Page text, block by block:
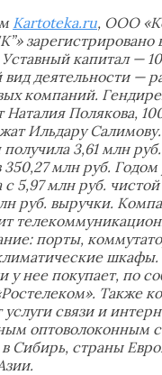
Kartoteka.ru, ООО
зарегистрировано
Уставный капитал —
деятельности —
компаний.
Наталия Полякова,
Ильдару Салимову.
3,61 млн
350,27 млн руб. Годом
с 5,97 млн руб.
руб. выручки.
порты,
шкафы.
у нее покупает, по
Также
услуги связи и
оптоволоконным
Сибирь, страны